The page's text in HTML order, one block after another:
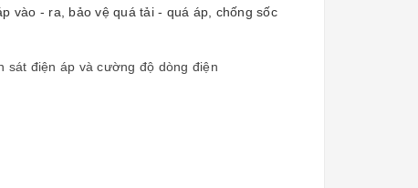
vào - ra, bảo vệ quá tải - quá áp, chống sốc
sát điện áp và cường độ dòng điện